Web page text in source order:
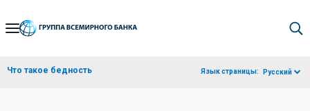
Skip
Navigation
Что такое бедность Язык страницы: Русский